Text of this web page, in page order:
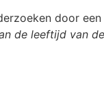
door
de leeftijd van